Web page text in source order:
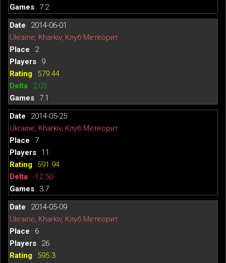
7:2
2014-06-01
Ukraine, Kharkiv, Клуб Метеорит
2
9
579.44
2.03
7:1
2014-05-25
Ukraine, Kharkiv, Клуб Метеорит
7
11
591.94
-12.50
3:7
2014-05-09
Ukraine, Kharkiv, Клуб Метеорит
6
26
595.3